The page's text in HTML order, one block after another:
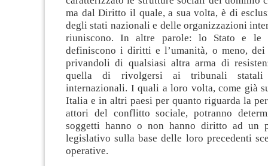
ma dal Diritto il quale, a sua volta, è di
degli stati nazionali e delle organizzazioni
riuniscono. In altre parole: lo Stato e le
definiscono i diritti e l’umanità, o meno,
privandoli di qualsiasi altra arma di
quella di rivolgersi ai tribunali
internazionali. I quali a loro volta, come già
Italia e in altri paesi per quanto riguarda la
attori del conflitto sociale, potranno
soggetti hanno o non hanno diritto ad un
legislativo sulla base delle loro precedenti
operative.